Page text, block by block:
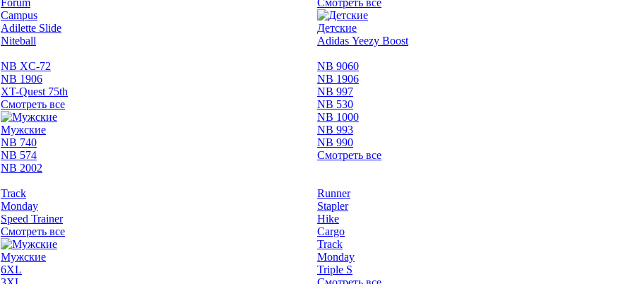
Forum
Campus
Adilette Slide
Niteball
Смотреть все
Детские
Adidas Yeezy Boost
NB XC-72
NB 1906
XT-Quest 75th
Смотреть все
Мужские
NB 740
NB 574
NB 2002
NB 9060
NB 1906
NB 997
NB 530
NB 1000
NB 993
NB 990
Смотреть все
Track
Monday
Speed Trainer
Смотреть все
Мужские
6XL
Runner
Stapler
Hike
Cargo
Track
Monday
Triple S